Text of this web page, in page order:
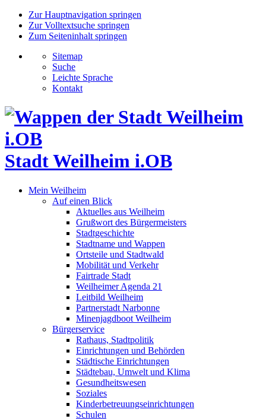
Zur Hauptnavigation springen
Zur Volltextsuche springen
Zum Seiteninhalt springen
Sitemap
Suche
Leichte Sprache
Kontakt
Stadt Weilheim i.OB
Mein Weilheim
Auf einen Blick
Aktuelles aus Weilheim
Grußwort des Bürgermeisters
Stadtgeschichte
Stadtname und Wappen
Ortsteile und Stadtwald
Mobilität und Verkehr
Fairtrade Stadt
Weilheimer Agenda 21
Leitbild Weilheim
Partnerstadt Narbonne
Minenjagdboot Weilheim
Bürgerservice
Rathaus, Stadtpolitik
Einrichtungen und Behörden
Städtische Einrichtungen
Städtebau, Umwelt und Klima
Gesundheitswesen
Soziales
Kinderbetreuungseinrichtungen
Schulen